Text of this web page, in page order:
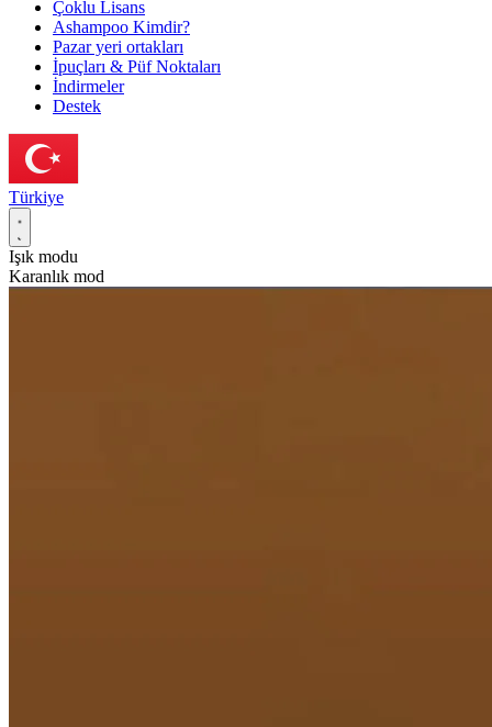
Çoklu Lisans
Ashampoo Kimdir?
Pazar yeri ortakları
İpuçları & Püf Noktaları
İndirmeler
Destek
Türkiye
Işık modu
Karanlık mod